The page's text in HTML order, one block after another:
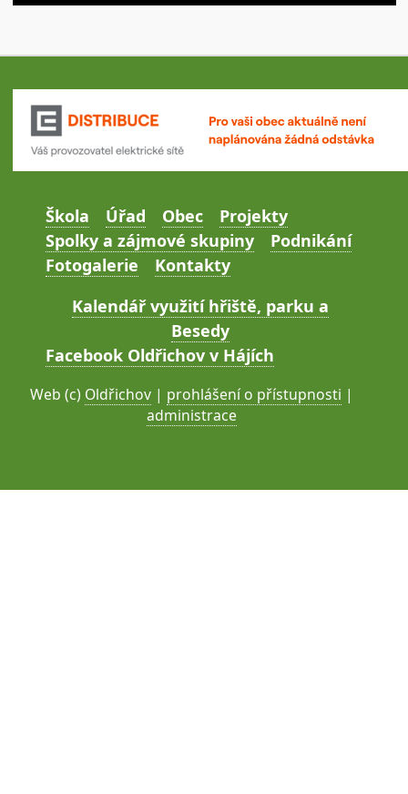
Škola Úřad Obec
Projekty
Spolky a zájmové skupiny
Podnikání
Fotogalerie
Kontakty
Kalendář využití hřiště, parku a
Besedy
Facebook Oldřichov v Hájích
Web (c) Oldřichov | prohlášení o přístupnosti |
administrace